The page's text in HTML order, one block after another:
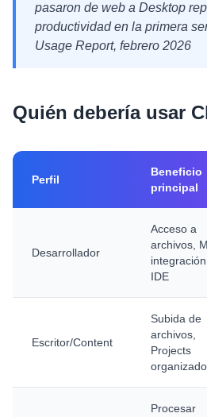
pasaron de web a Desktop
productividad en la primera
Usage Report, febrero 2026
Quién debería usar
Perfil
Beneficio
principal
Desarrollador
Acceso a
archivos,
IDE
Escritor/Content
Subida de
archivos,
Projects
Procesar